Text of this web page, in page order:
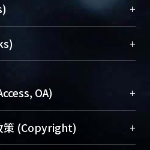
列，為永久珍藏及向國際
及學術能量，圖書館整合
術庫（AH）不同功能平
scholars。期能整合研
and promote researcher
Library integrates the
with “Academic
+
Library)
+
OA) +
提升資訊取用性的社會運
透過將研究著作公開供使
策 (Copyright) +